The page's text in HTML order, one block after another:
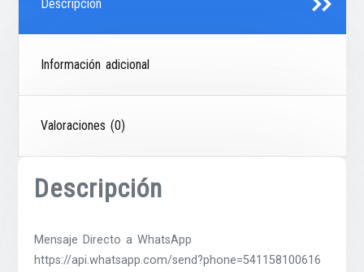
Descripción
Información adicional
Valoraciones (0)
Descripción
Mensaje Directo a WhatsApp
https://api.whatsapp.com/send?phone=541158100616